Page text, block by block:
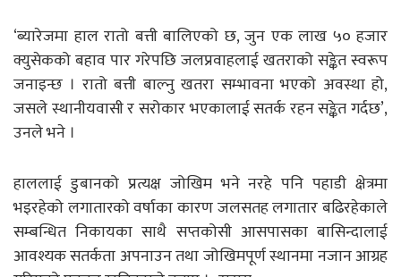
‘ब्यारेजमा हाल रातो बत्ती बालिएको छ, जुन एक लाख ५० हजार
क्युसेकको बहाव पार गरेपछि जलप्रवाहलाई खतराको सङ्केत स्वरूप
जनाइन्छ । रातो बत्ती बाल्नु खतरा सम्भावना भएको अवस्था हो,
जसले स्थानीयवासी र सरोकार भएकालाई सतर्क रहन सङ्केत गर्दछ’,
उनले भने ।
हाललाई डुबानको प्रत्यक्ष जोखिम भने नरहे पनि पहाडी क्षेत्रमा
भइरहेको लगातारको वर्षाका कारण जलसतह लगातार बढिरहेकाले
सम्बन्धित निकायका साथै सप्तकोसी आसपासका बासिन्दालाई
आवश्यक सतर्कता अपनाउन तथा जोखिमपूर्ण स्थानमा नजान आग्रह